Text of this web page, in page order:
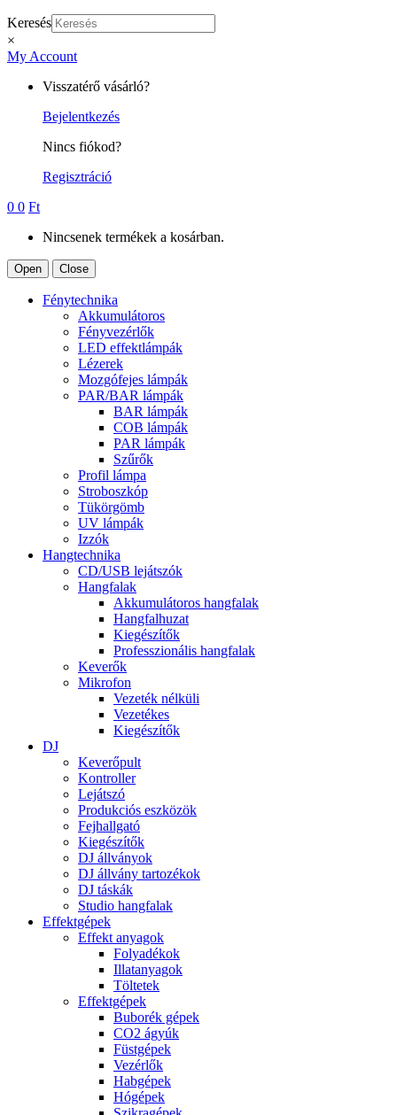
Keresés
×
My Account
Visszatérő vásárló?
Bejelentkezés
Nincs fiókod?
Regisztráció
0 0 Ft
Nincsenek termékek a kosárban.
Open Close
Fénytechnika
Akkumulátoros
Fényvezérlők
LED effektlámpák
Lézerek
Mozgófejes lámpák
PAR/BAR lámpák
BAR lámpák
COB lámpák
PAR lámpák
Szűrők
Profil lámpa
Stroboszkóp
Tükörgömb
UV lámpák
Izzók
Hangtechnika
CD/USB lejátszók
Hangfalak
Akkumulátoros hangfalak
Hangfalhuzat
Kiegészítők
Professzionális hangfalak
Keverők
Mikrofon
Vezeték nélküli
Vezetékes
Kiegészítők
DJ
Keverőpult
Kontroller
Lejátszó
Produkciós eszközök
Fejhallgató
Kiegészítők
DJ állványok
DJ állvány tartozékok
DJ táskák
Studio hangfalak
Effektgépek
Effekt anyagok
Folyadékok
Illatanyagok
Töltetek
Effektgépek
Buborék gépek
CO2 ágyúk
Füstgépek
Vezérlők
Habgépek
Hógépek